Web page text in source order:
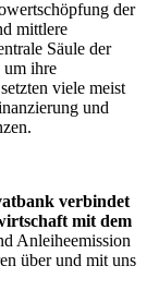
der
mittlere
Säule der
um ihre
viele meist
und
verbindet
mit dem
Anleiheemission
über und mit uns